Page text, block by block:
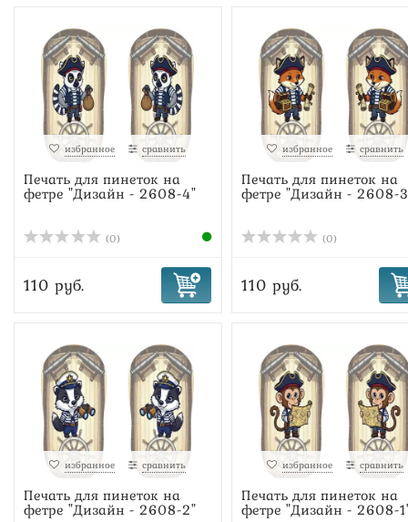
избранное сравнить
Печать для пинеток на
фетре "Дизайн - 2608-4"
(0)
110 руб.
избранное сравнить
Печать для пинеток на
фетре "Дизайн - 2608-
(0)
110 руб.
избранное сравнить
Печать для пинеток на
фетре "Дизайн - 2608-2"
избранное сравнить
Печать для пинеток на
фетре "Дизайн - 2608-